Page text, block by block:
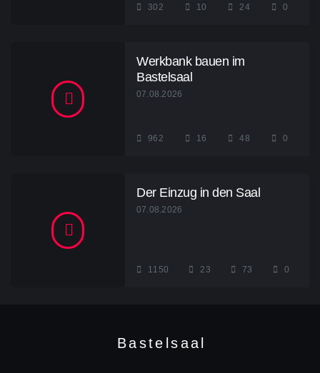
302 10 24 0
Werkbank bauen im
Bastelsaal
07.08.2026
962 16 48 0
Der Einzug in den Saal
07.08.2026
1150 23 73 0
B a s t e s a a